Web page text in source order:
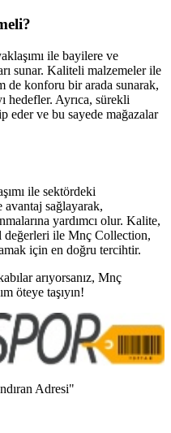
ile bayilere ve
sunar. Kaliteli malzemeler ile
de konforu bir arada sunarak,
hedefler. Ayrıca, sürekli
eder ve bu sayede mağazalar
ile sektördeki
avantaj sağlayarak,
yardımcı olur. Kalite,
ile Mnç Collection,
için en doğru tercihtir.
arıyorsanız, Mnç
öteye taşıyın!
Adresi"